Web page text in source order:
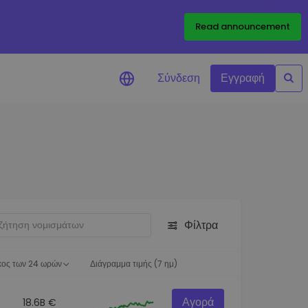
Read announcement
Σύνδεση Εγγραφή
Φίλτρα
των 24 ωρών Διάγραμμα τιμής (7 ημ)
18.6B € Αγορά